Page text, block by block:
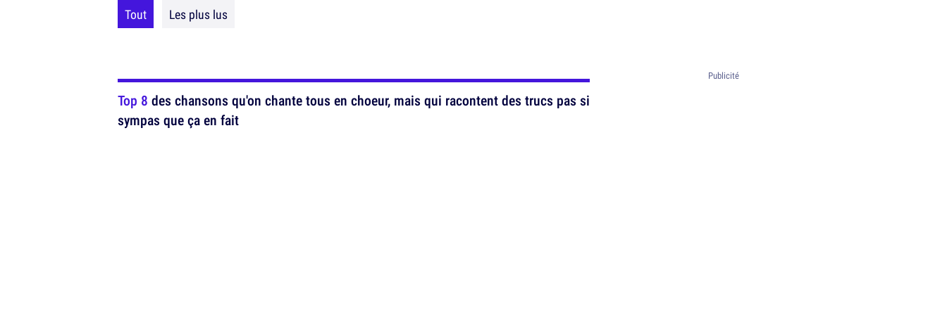
Tout Les plus lus
Top 8 des chansons qu'on chante tous en choeur, mais qui racontent des trucs pas si
sympas que ça en fait